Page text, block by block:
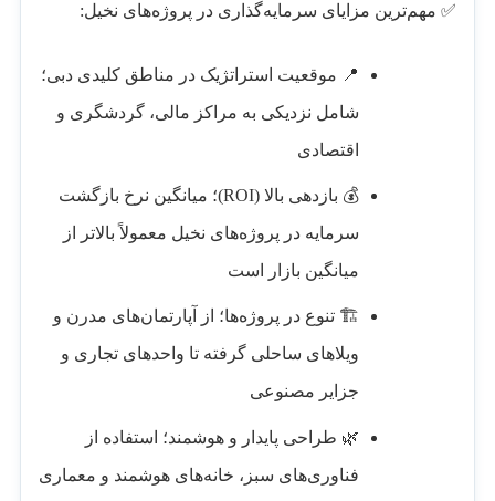
✅ مهم‌ترین مزایای سرمایه‌گذاری در پروژه‌های نخیل:
📍 موقعیت استراتژیک در مناطق کلیدی دبی؛
شامل نزدیکی به مراکز مالی، گردشگری و
اقتصادی
💰 بازدهی بالا (ROI)؛ میانگین نرخ بازگشت
سرمایه در پروژه‌های نخیل معمولاً بالاتر از
میانگین بازار است
🏗️ تنوع در پروژه‌ها؛ از آپارتمان‌های مدرن و
ویلاهای ساحلی گرفته تا واحدهای تجاری و
جزایر مصنوعی
🌿 طراحی پایدار و هوشمند؛ استفاده از
فناوری‌های سبز، خانه‌های هوشمند و معماری